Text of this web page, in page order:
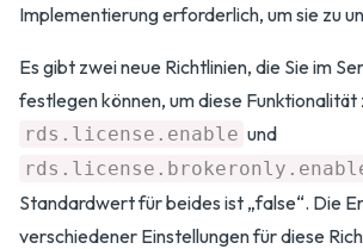
Implementierung erforderlich, um sie zu
Es gibt zwei neue Richtlinien, die Sie im
festlegen können, um diese Funktionalität
rds.license.enable und
Standardwert für beides ist „false“. Die
verschiedener Einstellungen für diese